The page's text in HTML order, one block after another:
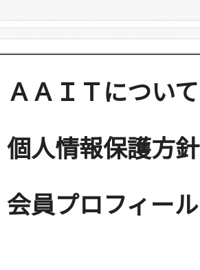
ＡＡＩＴについて
個人情報保護方針
会員プロフィール